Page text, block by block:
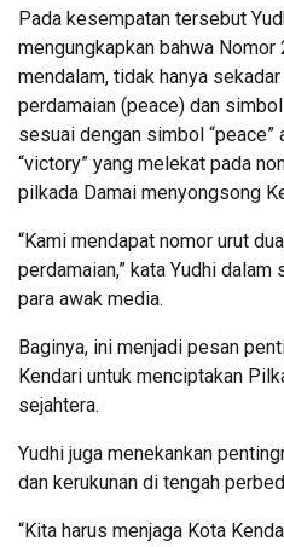
Pada kesempatan tersebut
mengungkapkan bahwa
mendalam, tidak hanya
perdamaian (peace) dan
sesuai dengan simbol “peace”
“victory” yang melekat pada
pilkada Damai menyongsong
“Kami mendapat nomor urut
perdamaian,” kata Yudhi dalam
para awak media.
Baginya, ini menjadi pesan
Kendari untuk menciptakan
sejahtera.
Yudhi juga menekankan
dan kerukunan di tengah
“Kita harus menjaga Kota